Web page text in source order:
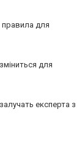
правила для
для
експерта з